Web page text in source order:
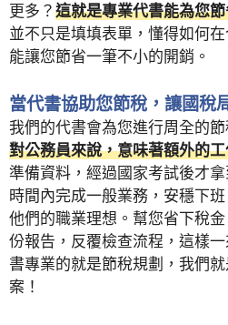
更多？ 這就是專業代書能為您
並不只是填填表單，懂得如何
能讓您節省一筆不小的開銷。
當代書協助您節稅，讓國稅
我們的代書會為您進行周全的節
對公務員來說，意味著額外的
準備資料，經過國家考試後才
時間內完成一般業務，安穩下
他們的職業理想。幫您省下稅
份報告，反覆檢查流程，這樣
書專業的就是節稅規劃，我們
案！